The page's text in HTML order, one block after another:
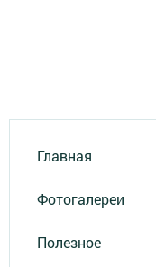
Главная
Фотогалереи
Полезное